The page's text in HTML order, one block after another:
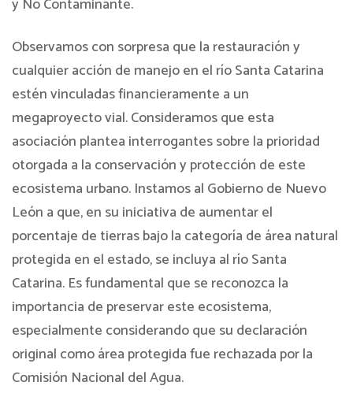
y No Contaminante.
Observamos con sorpresa que la restauración y
cualquier acción de manejo en el río Santa Catarina
estén vinculadas financieramente a un
megaproyecto vial. Consideramos que esta
asociación plantea interrogantes sobre la prioridad
otorgada a la conservación y protección de este
ecosistema urbano. Instamos al Gobierno de Nuevo
León a que, en su iniciativa de aumentar el
porcentaje de tierras bajo la categoría de área natural
protegida en el estado, se incluya al río Santa
Catarina. Es fundamental que se reconozca la
importancia de preservar este ecosistema,
especialmente considerando que su declaración
original como área protegida fue rechazada por la
Comisión Nacional del Agua.